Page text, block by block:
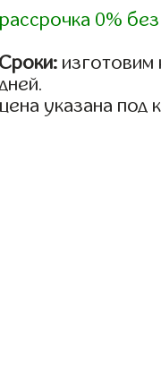
рассрочка 0%
Сроки: изготовим
дней.
цена указана под